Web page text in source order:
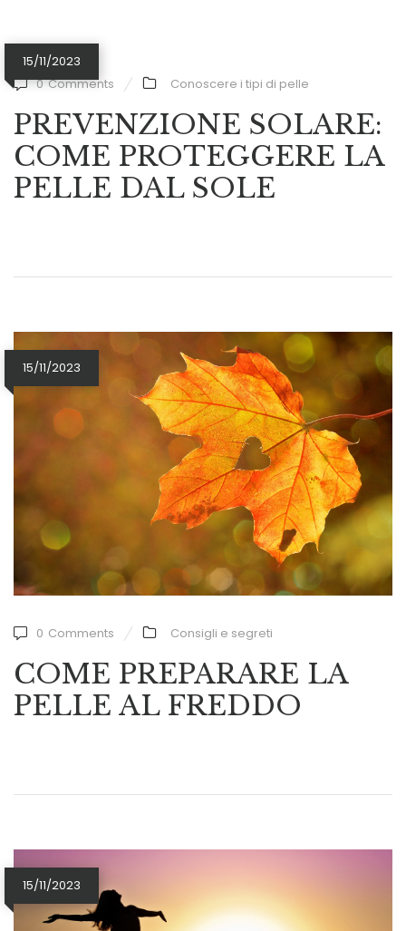
15/11/2023
0 Comments Conoscere i tipi di pelle
PREVENZIONE SOLARE:
COME PROTEGGERE LA
PELLE DAL SOLE
15/11/2023
0 Comments Consigli e segreti
COME PREPARARE LA
PELLE AL FREDDO
15/11/2023